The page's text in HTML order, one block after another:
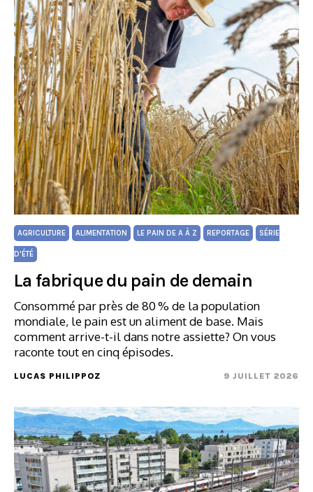
AGRICULTURE ALIMENTATION LE PAIN DE A À Z REPORTAGE SÉRIE
D'ÉTÉ
La fabrique du pain de demain
Consommé par près de 80 % de la population
mondiale, le pain est un aliment de base. Mais
comment arrive-t-il dans notre assiette? On vous
raconte tout en cinq épisodes.
LUCAS PHILIPPOZ 9 JUILLET 2026